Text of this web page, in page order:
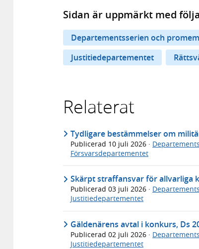
Sidan är uppmärkt med
Departementsserien och
Justitiedepartementet
Relaterat
Tydligare bestämmelser om
Publicerad 10 juli 2026 ·
Försvarsdepartementet
Skärpt straffansvar för allvarliga
Publicerad 03 juli 2026 ·
Justitiedepartementet
Gäldenärens avtal i konkurs, Ds
Publicerad 02 juli 2026 ·
Justitiedepartementet